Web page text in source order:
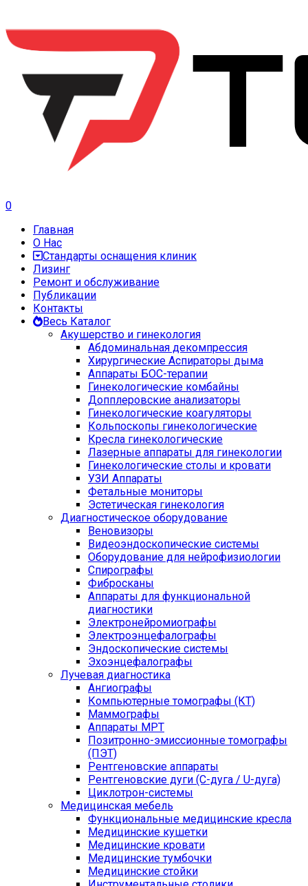
0
Главная
О Нас
Стандарты оснащения клиник
Лизинг
Ремонт и обслуживание
Публикации
Контакты
Весь Каталог
Акушерство и гинекология
Абдоминальная декомпрессия
Хирургические Аспираторы дыма
Аппараты БОС-терапии
Гинекологические комбайны
Допплеровские анализаторы
Гинекологические коагуляторы
Кольпоскопы гинекологические
Кресла гинекологические
Лазерные аппараты для гинекологии
Гинекологические столы и кровати
УЗИ Аппараты
Фетальные мониторы
Эстетическая гинекология
Диагностическое оборудование
Веновизоры
Видеоэндоскопические системы
Оборудование для нейрофизиологии
Спирографы
Фибросканы
Аппараты для функциональной
диагностики
Электронейромиографы
Электроэнцефалографы
Эндоскопические системы
Эхоэнцефалографы
Лучевая диагностика
Ангиографы
Компьютерные томографы (КТ)
Маммографы
Аппараты МРТ
Позитронно-эмиссионные томографы
(ПЭТ)
Рентгеновские аппараты
Рентгеновские дуги (С-дуга / U-дуга)
Циклотрон-системы
Медицинская мебель
Функциональные медицинские кресла
Медицинские кушетки
Медицинские кровати
Медицинские тумбочки
Медицинские стойки